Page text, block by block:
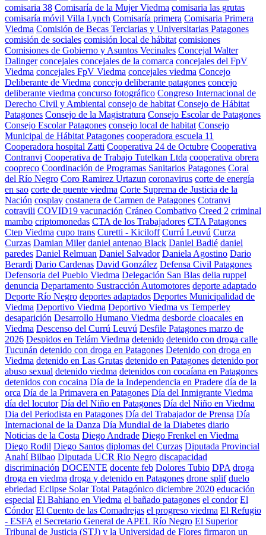
comisaria 38 Comisaría de la Mujer Viedma comisaria las grutas
comisaría móvil Villa Lynch Comisaría primera Comisaria Primera
Viedma Comisión de Becas Terciarias y Universitarias Patagones
comisión de sociales comisión local de hábitat comisiones
Comisiones de Gobierno y Asuntos Vecinales Concejal Walter
Dalinger concejales concejales de la comarca concejales del FpV
Viedma concejales FpV Viedma concejales viedma Concejo
Deliberante de Viedma concejo deliberante patagones concejo
deliberante viedma concurso fotográfico Congreso Internacional de
Derecho Civil y Ambiental consejo de habitat Consejo de Hábitat
Patagones Consejo de la Magistratura Consejo Escolar de Patagones
Consejo Escolar Patagones consejo local de habitat Consejo
Municipal de Hábitat Patagones cooperadora escuela 11
Cooperadora hospital Zatti Cooperativa 24 de Octubre Cooperativa
Contranvi Cooperativa de Trabajo Tutelkan Ltda cooperativa obrera
coopreco Coordinación de Programas Sanitarios Patagones Coral
del Río Negro Coro Ramirez Urtazun coronavirus corte de energía
en sao corte de puente viedma Corte Suprema de Justicia de la
Nación cosplay costanera de Carmen de Patagones Cotranvi
cotravili COVID19 vacunación Cráneo Combativo Creed 2 criminal
mambo criptomonedas CTA de los Trabajadores CTA Patagones
Ctep Viedma cupo trans Curetti - Kiciloff Currú Leuvú Curza
Curzas Damian Miler daniel antenao Black Daniel Badié daniel
paredes Daniel Relmuan Daniel Salvador Daniela Agostino Dario
Berardi Dario Cardenas David González Defensa Civil Patagones
Defensoria del Pueblo Viedma Delegación San Blas delia ruppel
denuncia Departamento Sustracción Automotores deporte adaptado
Deporte Río Negro deportes adaptados Deportes Municipalidad de
Viedma Deportivo Viedma Deportivo Viedma vs Temperley
desaparición Desarrollo Humano Viedma desborde cloacales en
Viedma Descenso del Currú Leuvú Desfile Patagones marzo de
2026 Despidos en Telám Viedma detenido detenido con droga calle
Tucunán detenido con droga en Patagones Detenido con droga en
Viedma detenido en Las Grutas detenido en Patagones detenido por
abuso sexual detenido viedma detenidos con cocaíana en Patagones
detenidos con cocaina Día de la Independencia en Pradere día de la
orca Día de la Primavera en Patagones Día del Inmigrante Viedma
día del locutor Día del Niño en Patagones Día del Niño en Viedma
Dia del Periodista en Patagones Día del Trabajador de Prensa Día
Internacional de la Danza Día Mundial de la Diabetes diario
Noticias de la Costa Diego Andrade Diego Frenkel en Viedma
Diego Rodil Diego Santos diplomas del Curzas Diputada Provincial
Anahí Bilbao Diputada UCR Rio Negro discapacidad
discriminación DOCENTE docente feb Dolores Tubio DPA droga
droga en viedma droga y detenido en Patagones drone splif duelo
ebriedad Eclipse Solar Total Patagónico diciembre 2020 educación
especial El Bahiano en Viedma el bañado patagones el condor El
Cóndor El Cuento de las Comadrejas el progreso viedma El Refugio
- ESFA el Secretario General de APEL Río Negro El Superior
Tribunal de Justicia (STJ) y la Universidad de Flores firmaron un